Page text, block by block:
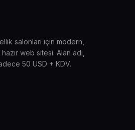
salonları için modern,
web sitesi. Alan adı,
50 USD + KDV.